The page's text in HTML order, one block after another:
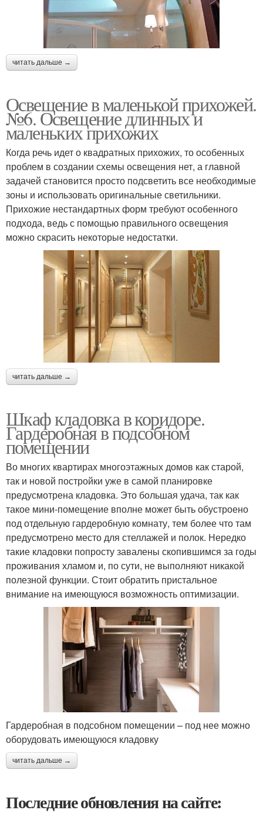
читать дальше →
Освещение в маленькой прихожей.
№6. Освещение длинных и
маленьких прихожих
Когда речь идет о квадратных прихожих, то особенных
проблем в создании схемы освещения нет, а главной
задачей становится просто подсветить все необходимые
зоны и использовать оригинальные светильники.
Прихожие нестандартных форм требуют особенного
подхода, ведь с помощью правильного освещения
можно скрасить некоторые недостатки.
читать дальше →
Шкаф кладовка в коридоре.
Гардеробная в подсобном
помещении
Во многих квартирах многоэтажных домов как старой,
так и новой постройки уже в самой планировке
предусмотрена кладовка. Это большая удача, так как
такое мини-помещение вполне может быть обустроено
под отдельную гардеробную комнату, тем более что там
предусмотрено место для стеллажей и полок. Нередко
такие кладовки попросту завалены скопившимся за годы
проживания хламом и, по сути, не выполняют никакой
полезной функции. Стоит обратить пристальное
внимание на имеющуюся возможность оптимизации.
Гардеробная в подсобном помещении – под нее можно
оборудовать имеющуюся кладовку
читать дальше →
Последние обновления на сайте: